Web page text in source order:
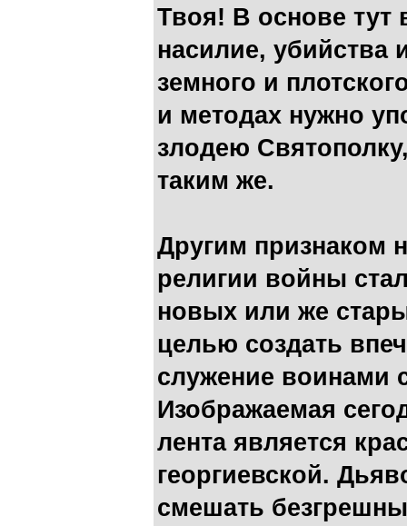
Твоя! В основе тут
насилие, убийства
земного и
и методах нужно
злодею
таким же.
Другим признаком
религии войны
новых или же
целью создать
служение воинами
Изображаемая
лента является
георгиевской.
смешать